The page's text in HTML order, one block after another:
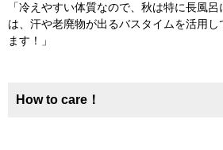
「冷えやすい体質なので、秋は特に長風
は、汗や老廃物が出るバスタイムを活用
ます！」
How to care！